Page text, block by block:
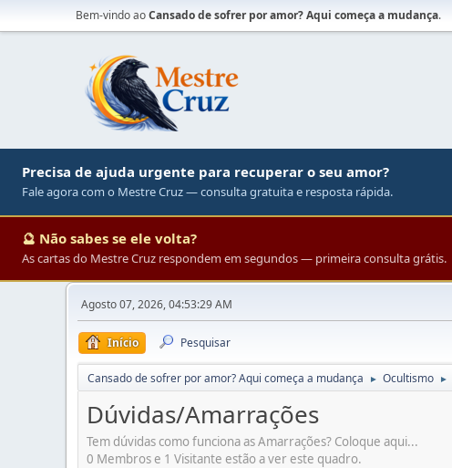
Bem-vindo aoCansado de sofrer por amor? Aqui começa a mudança.
Precisa de ajuda urgente para recuperar o seu amor?
Fale agora com o Mestre Cruz — consulta gratuita e resposta rápida.
🔮 Não sabes se ele volta?
As cartas do Mestre Cruz respondem em segundos — primeira consulta grátis.
Agosto 07, 2026, 04:53:29 AM
Início Pesquisar
Cansado de sofrer por amor? Aqui começa a mudança ► Ocultismo ►
Dúvidas/Amarrações
Tem dúvidas como funciona as Amarrações? Coloque aqui...
0 Membros e 1 Visitante estão a ver este quadro.